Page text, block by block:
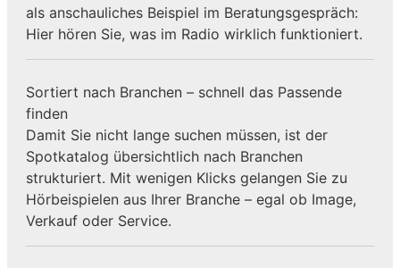
als anschauliches Beispiel im Beratungsgespräch:
Hier hören Sie, was im Radio wirklich funktioniert.
Sortiert nach Branchen – schnell das Passende
finden
Damit Sie nicht lange suchen müssen, ist der
Spotkatalog übersichtlich nach Branchen
strukturiert. Mit wenigen Klicks gelangen Sie zu
Hörbeispielen aus Ihrer Branche – egal ob Image,
Verkauf oder Service.